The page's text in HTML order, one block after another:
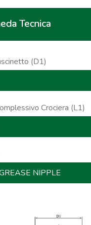
Tecnica
(D1)
Crociera (L1)
NIPPLE